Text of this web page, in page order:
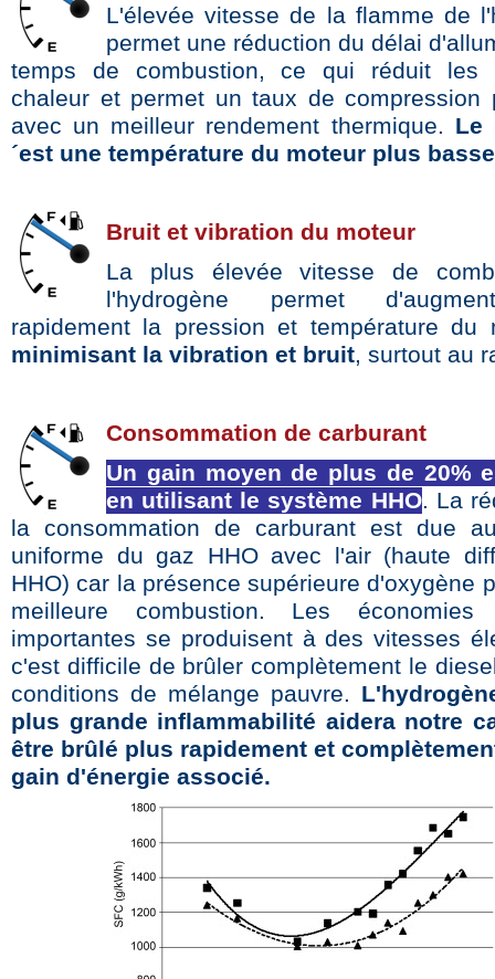
L'élevée vitesse de la flamme de
permet une réduction du délai
temps de combustion, ce qui réduit les
chaleur et permet un taux de compression
avec un meilleur rendement thermique. Le
´est une température du moteur plus basse
Bruit et vibration du moteur
La plus élevée vitesse de
l'hydrogène permet
rapidement la pression et température du
minimisant la vibration et bruit, surtout au
Consommation de carburant
Un gain moyen de plus de 20%
en utilisant le système HHO. La
la consommation de carburant est due
uniforme du gaz HHO avec l'air (haute
HHO) car la présence supérieure d'oxygène
meilleure combustion. Les
importantes se produisent à des vitesses
c'est difficile de brûler complètement le
conditions de mélange pauvre.
plus grande inflammabilité aidera notre
être brûlé plus rapidement et
gain d'énergie associé.